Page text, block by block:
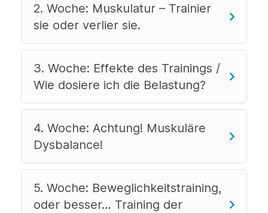
2. Woche: Muskulatur – Trainier
sie oder verlier sie.
3. Woche: Effekte des Trainings /
Wie dosiere ich die Belastung?
4. Woche: Achtung! Muskuläre
Dysbalance!
5. Woche: Beweglichkeitstraining,
oder besser… Training der